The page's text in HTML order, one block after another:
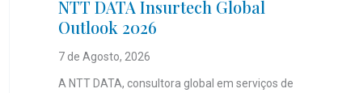
NTT DATA Insurtech Global
Outlook 2026
7 de Agosto, 2026
A NTT DATA, consultora global em serviços de